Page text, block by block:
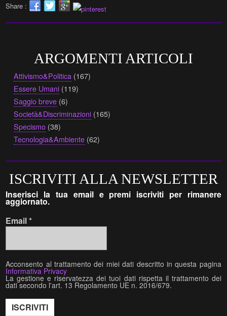
Share :
ARGOMENTI ARTICOLI
Attivismo&Politica (167)
Essere Umani (119)
Saggio breve (6)
Società&Discriminazioni (165)
Specismo (38)
Tecnologia&Ambiente (62)
ISCRIVITI ALLA NEWSLETTER
Inserisci la tua email e premi iscriviti per rimanere
aggiornato.
Email*
Acconsento al trattamento dei miei dati descritto in questa pagina
Informativa Privacy
La gestione e riservatezza dei tuoi dati rispetta il trattamento dei
dati secondo l'art. 13 Regolamento UE n. 2016/679.